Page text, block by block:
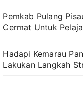
Pemkab Pulang
Cermat Untuk
Hadapi Kemarau
Lakukan Langkah